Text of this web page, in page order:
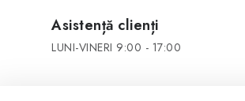
Asistență clienți
LUNI-VINERI 9:00 - 17:00